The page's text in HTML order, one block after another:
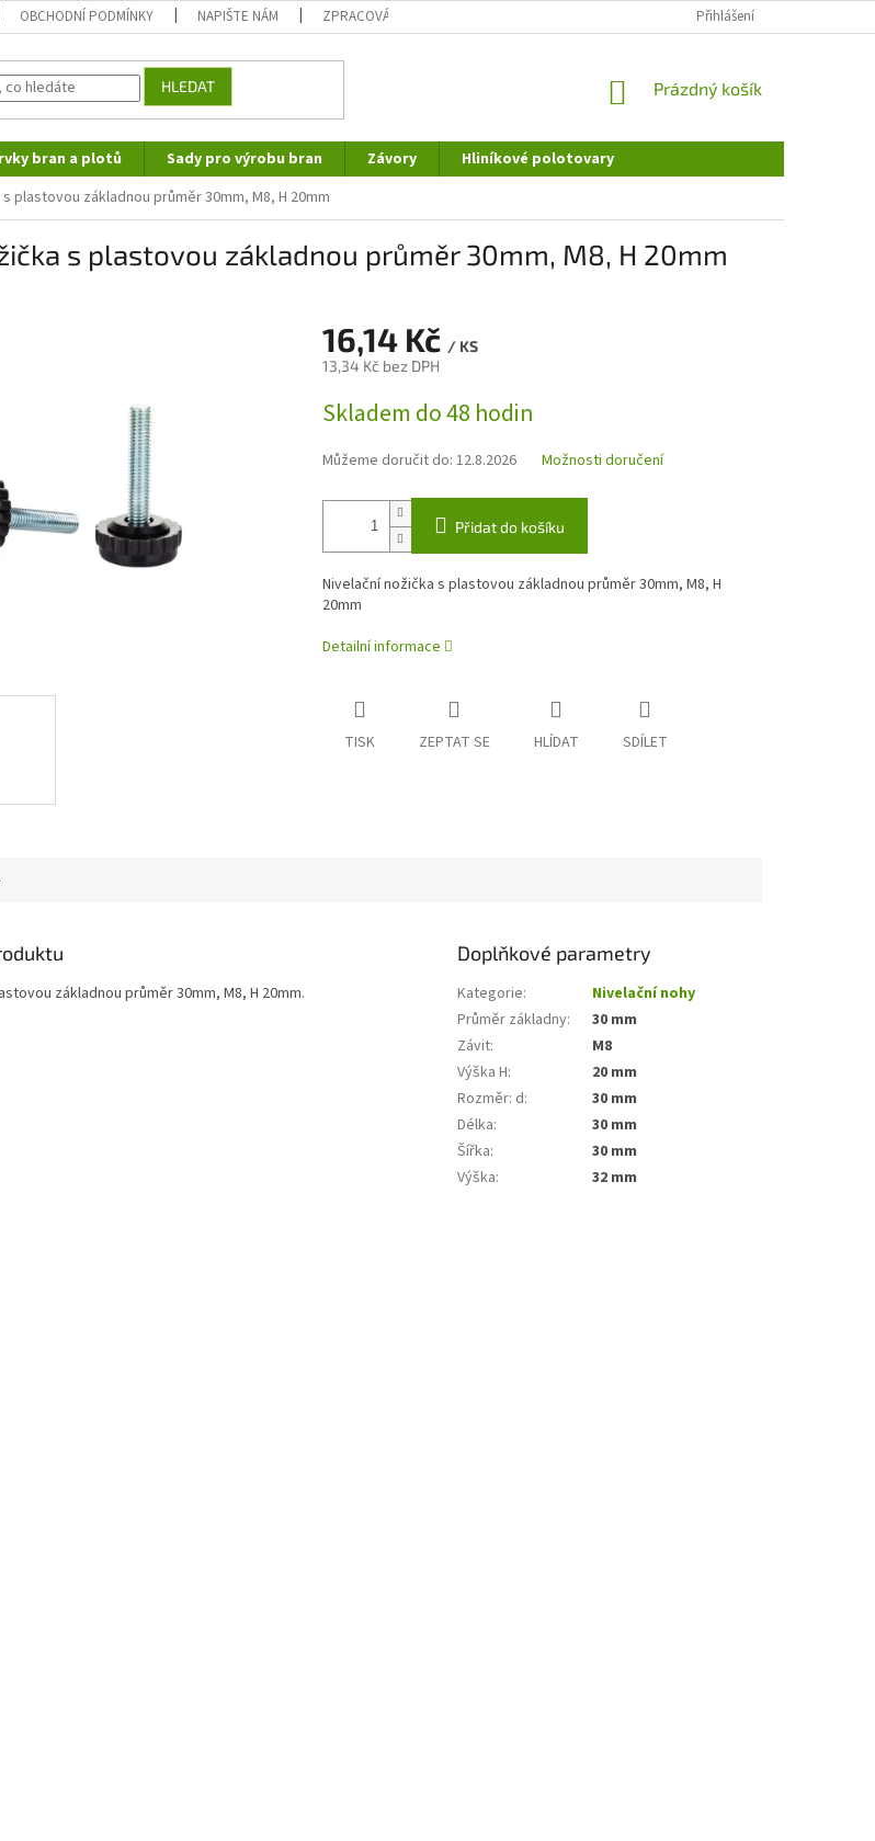
OBCHODNÍ PODMÍNKY NAPIŠTE NÁM ZPRACOVÁNÍ OSOBNÍCH ÚDAJŮ REKLAMAČNÍ ŘÁD
Přihlášení
HLEDAT
NÁKUPNÍ
Prázdný košík
bran a plotů Sady pro výrobu bran Závory
Hliníkové polotovary
plastovou základnou průměr 30mm, M8, H 20mm
s plastovou základnou průměr 30mm, M8, H 20mm
16,14 Kč / KS
13,34 Kč bez DPH
cena:
Skladem do 48 hodin
Můžeme doručit do: 12.8.2026 Možnosti doručení
Přidat do košíku
Nivelační nožička s plastovou základnou průměr 30mm, M8, H
20mm
Detailní informace
TISK ZEPTAT SE HLÍDAT SDÍLET
základnou průměr 30mm, M8, H 20mm.
Doplňkové parametry
Kategorie:
Nivelační nohy
Průměr základny:
30 mm
Závit:
M8
Výška H:
20 mm
Rozměr: d:
30 mm
Délka:
30 mm
Šířka:
30 mm
Výška: 32 mm